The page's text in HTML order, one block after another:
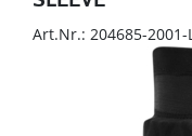
Art.Nr.: 204685-2001-L